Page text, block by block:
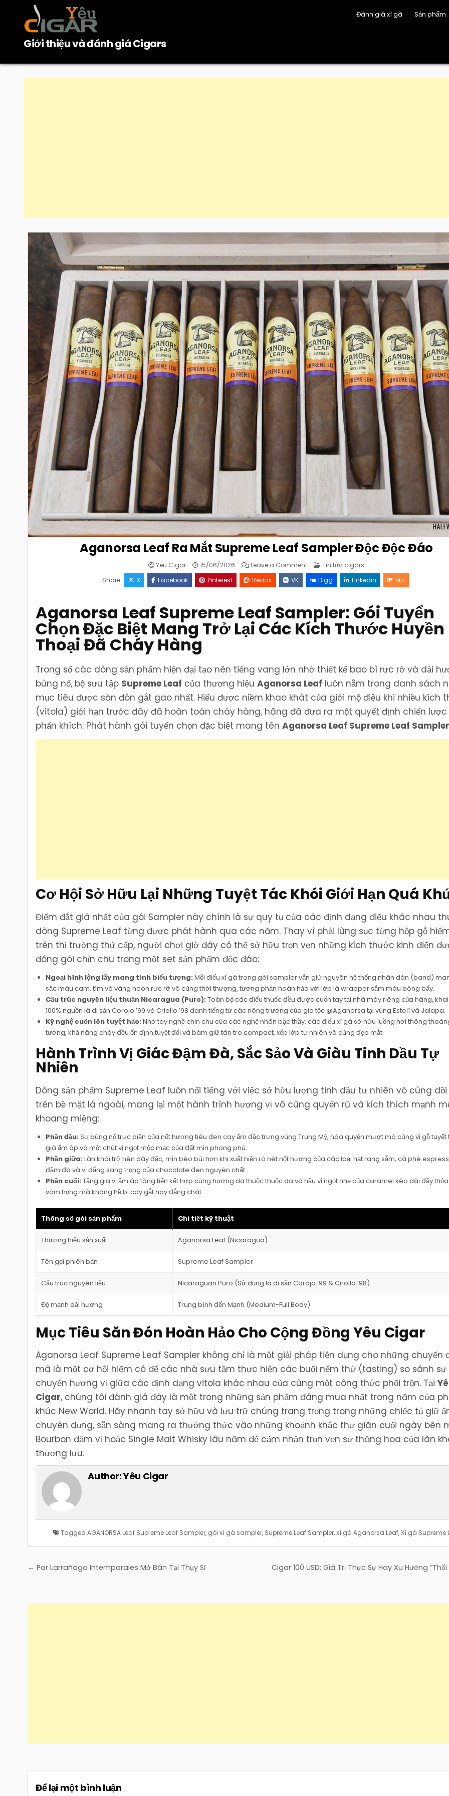
content
Giới thiệu và đánh giá Cigars
Đánh giá xì gà Sản phẩm
Aganorsa Leaf Ra Mắt Supreme Leaf Sampler Độc Độc Đáo
Yêu Cigar 15/06/2026 Leave a Commenton
Aganorsa
Leaf
Ra
Mắt
Sampler
Độc
Độc
Đáo
Posted
Tin tức cigars
Share:
X Facebook Pinterest Reddit VK Digg Linkedin Mix
Aganorsa Leaf Supreme Leaf Sampler: Gói Tuyển
Chọn Đặc Biệt Mang Trở Lại Các Kích Thước Huyền
Thoại Đã Cháy Hàng
Trong số các dòng sản phẩm hiện đại tạo nên tiếng vang lớn nhờ thiết kế bao bì rực rỡ và dải
bùng nổ, bộ sưu tập Supreme Leaf của thương hiệuAganorsa Leaf luôn nằm trong danh sách
mục tiêu được săn đón gắt gao nhất. Hiểu được niềm khao khát của giới mộ điệu khi nhiều kích
(vitola) giới hạn trước đây đã hoàn toàn cháy hàng, hãng đã đưa ra một quyết định chiến lược
phấn khích: Phát hành gói tuyển chọn đặc biệt mang tênAganorsa Leaf Supreme Leaf Sampler
Cơ Hội Sở Hữu Lại Những Tuyệt Tác Khói Giới Hạn Quá
Điểm đắt giá nhất của gói Sampler này chính là sự quy tụ của các định dạng điếu khác nhau
dòng Supreme Leaf từng được phát hành qua các năm. Thay vì phải lùng sục từng hộp gỗ
trên thị trường thứ cấp, người chơi giờ đây có thể sở hữu trọn vẹn những kích thước kinh điển
đóng gói chỉn chu trong một set sản phẩm độc đáo:
Ngoại hình lộng lẫy mang tính biểu tượng: Mỗi điếu xì gà trong gói sampler vẫn giữ nguyên hệ thống nhãn dán (band)
sắc màu cam, tím và vàng neon rực rỡ vô cùng thời thượng, tương phản hoàn hảo với lớp lá wrapper sẫm màu bóng bẩy.
Cấu trúc nguyên liệu thuần Nicaragua (Puro): Toàn bộ các điếu thuốc đều được cuốn tay tại nhà máy riêng của hãng,
100% nguồn lá di sản Corojo ’99 và Criollo ’98 danh tiếng từ các nông trường của gia tộc @Aganorsa tại vùng Estelí và Jalapa.
Kỹ nghệ cuốn lèn tuyệt hảo: Nhờ tay nghề chỉn chu của các nghệ nhân bậc thầy, các điếu xì gà sở hữu luồng hơi thông
tưởng, khả năng cháy đều ổn định tuyệt đối và bám giữ tàn tro compact, xếp lớp tự nhiên vô cùng đẹp mắt.
Hành Trình Vị Giác Đậm Đà, Sắc Sảo Và Giàu Tinh Dầu Tự
Nhiên
Dòng sản phẩm Supreme Leaf luôn nổi tiếng với việc sở hữu lượng tinh dầu tự nhiên vô cùng
trên bề mặt lá ngoài, mang lại một hành trình hương vị vô cùng quyến rũ và kích thích mạnh
khoang miệng:
Phần đầu: Sự bùng nổ trực diện của nốt hương tiêu đen cay ấm đặc trưng vùng Trung Mỹ, hòa quyện mượt mà cùng vị gỗ tuyết
già ấm áp và một chút vị ngọt mộc mạc của đất mịn phong phú.
Phần giữa: Làn khói trở nên dày đặc, mịn béo bùi hơn khi xuất hiện rõ nét nốt hương của các loại hạt rang sẫm, cà phê
đậm đà và vị đắng sang trọng của chocolate đen nguyên chất.
Phần cuối: Tầng gia vị ấm áp tăng tiến kết hợp cùng hương da thuộc thuộc da và hậu vị ngọt nhẹ của caramel kéo dài đầy
vòm họng mà không hề bị cay gắt hay đắng chát.
Thông số gói sản phẩm Chi tiết kỹ thuật
Thương hiệu sản xuất Aganorsa Leaf (Nicaragua)
Tên gọi phiên bản Supreme Leaf Sampler
Cấu trúc nguyên liệu Nicaraguan Puro (Sử dụng lá di sản Corojo ’99 & Criollo ’98)
Độ mạnh dải hương Trung bình đến Mạnh (Medium-Full Body)
Mục Tiêu Săn Đón Hoàn Hảo Cho Cộng Đồng Yêu Cigar
Aganorsa Leaf Supreme Leaf Sampler không chỉ là một giải pháp tiện dụng cho những chuyến
mà là một cơ hội hiếm có để các nhà sưu tầm thực hiện các buổi nếm thử (tasting) so sánh sự
chuyển hương vị giữa các định dạng vitola khác nhau của cùng một công thức phối trộn. Tại
Cigar, chúng tôi đánh giá đây là một trong những sản phẩm đáng mua nhất trong năm của
khúc New World. Hãy nhanh tay sở hữu và lưu trữ chúng trang trọng trong những chiếc tủ giữ
chuyên dụng, sẵn sàng mang ra thưởng thức vào những khoảnh khắc thư giãn cuối ngày bên
Bourbon đậm vị hoặc Single Malt Whisky lâu năm để cảm nhận trọn vẹn sự thăng hoa của làn
thượng lưu.
Author:Yêu Cigar
Tagged AGANORSA Leaf Supreme Leaf Sampler, gói xì gà sampler, Supreme Leaf Sampler,xì gà Aganorsa Leaf,Xì gà Supreme
Điều
Cigar 100 USD: Giá Trị Thực Sự Hay Xu Hướng “Thổi
← Por Larrañaga Intemporales Mở Bán Tại Thụy Sĩ
Để lại một bình luận